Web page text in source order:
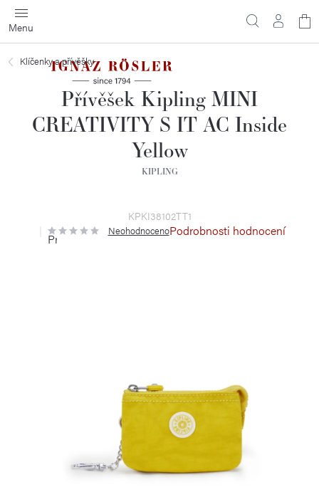
Přejít
na
obsah
Klíčenky a přívěšky
Přívěšek Kipling MINI
CREATIVITY S IT AC Inside
Yellow
KIPLING
KPKI38102TT1
Průměrné
hodnocení
NeohodnocenoPodrobnosti hodnocení